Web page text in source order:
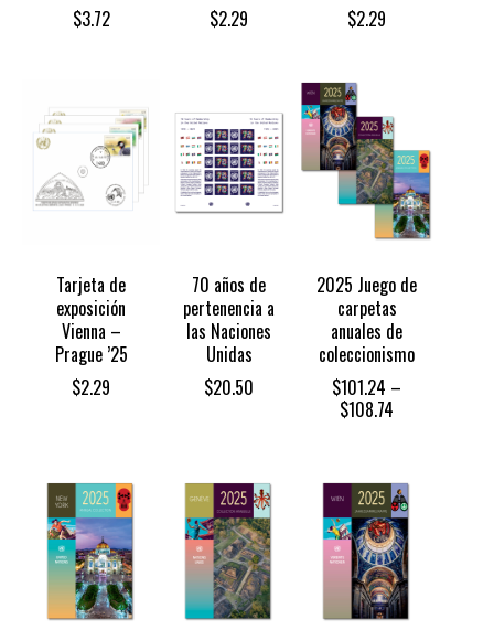
$3.72
$2.29
$2.29
Tarjeta de
exposición
Vienna –
Prague ’25
$2.29
70 años de
pertenencia a
las Naciones
Unidas
$20.50
2025 Juego de
carpetas
anuales de
coleccionismo
$101.24 –
$108.74
$108.74